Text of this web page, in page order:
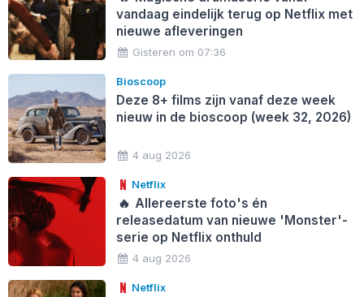
vandaag eindelijk terug op Netflix met
nieuwe afleveringen
Gisteren om 07:36
Bioscoop
Deze 8+ films zijn vanaf deze week
nieuw in de bioscoop (week 32, 2026)
4 aug 2026
Netflix
🔥 Allereerste foto's én
releasedatum van nieuwe 'Monster'-
serie op Netflix onthuld
4 aug 2026
Netflix